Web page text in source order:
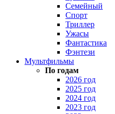
Семейный
Спорт
Триллер
Ужасы
Фантастика
Фэнтези
Мультфильмы
По годам
2026 год
2025 год
2024 год
2023 год